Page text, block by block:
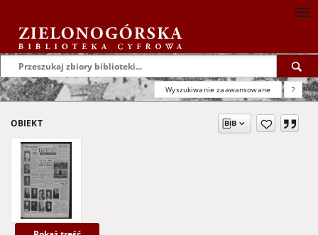
Wyszukiwanie zaawansowane ?
OBIEKT